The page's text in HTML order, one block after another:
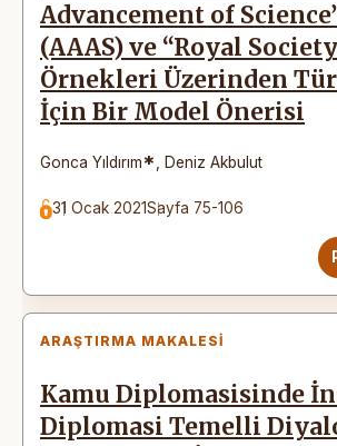
Advancement of
(AAAS) ve “Royal
Örnekleri Üzerinden
İçin Bir Model Önerisi
Gonca Yıldırım* Deniz Akbulut
31 Ocak 2021Sayfa 75-106
ARAŞTIRMA MAKALESI
Kamu Diplomasisinde
Diplomasi Temelli